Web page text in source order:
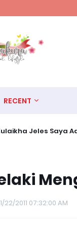
RECENT
Jeles Saya
22/2011 07:32:00 AM